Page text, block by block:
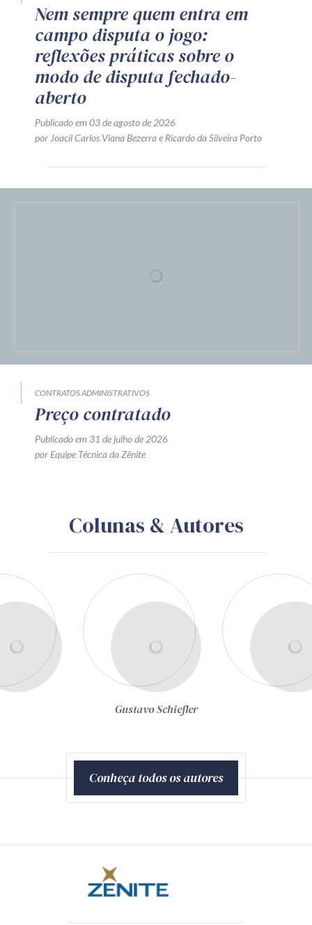
Nem sempre quem entra em
campo disputa o jogo:
reflexões práticas sobre o
modo de disputa fechado-
aberto
Publicado em 03 de agosto de 2026
por Joacil Carlos Viana Bezerrae Ricardo da Silveira Porto
CONTRATOS ADMINISTRATIVOS
Preço contratado
Publicado em 31 de julho de 2026
por Equipe Técnica da Zênite
Colunas & Autores
Gustavo Schiefler
Conheça todos os autores